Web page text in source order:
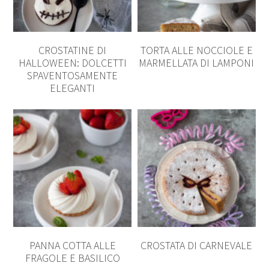
CROSTATINE DI
HALLOWEEN: DOLCETTI
SPAVENTOSAMENTE
ELEGANTI
TORTA ALLE NOCCIOLE E
MARMELLATA DI LAMPONI
PANNA COTTA ALLE
FRAGOLE E BASILICO
CROSTATA DI CARNEVALE